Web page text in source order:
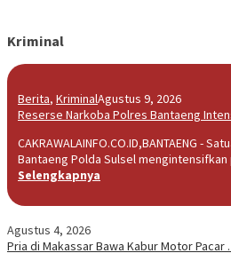
Kriminal
Berita, KriminalAgustus 9, 2026
Reserse Narkoba Polres Bantaeng
CAKRAWALAINFO.CO.ID,BANTAENG -
Bantaeng Polda Sulsel
Selengkapnya
Agustus 4, 2026
Pria di Makassar Bawa Kabur Motor Pacar